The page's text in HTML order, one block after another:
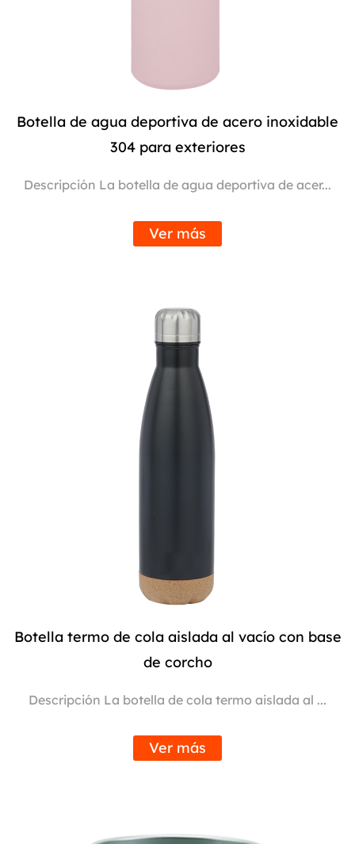
Botella de agua deportiva de acero inoxidable
304 para exteriores
Descripción La botella de agua deportiva de acer...
Ver más
Botella termo de cola aislada al vacío con base
de corcho
Descripción La botella de cola termo aislada al ...
Ver más